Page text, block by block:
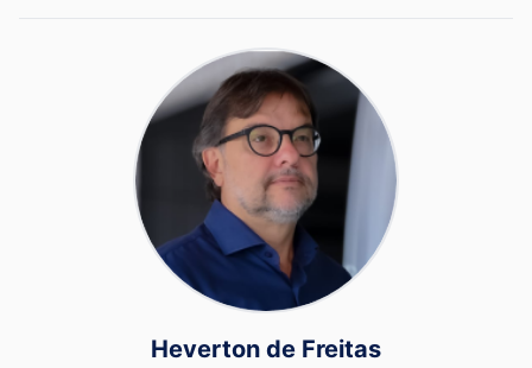
Heverton de Freitas